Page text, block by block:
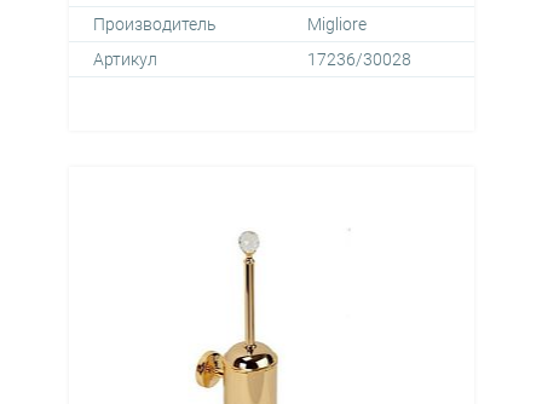
Производитель
Migliore
Артикул
17236/30028